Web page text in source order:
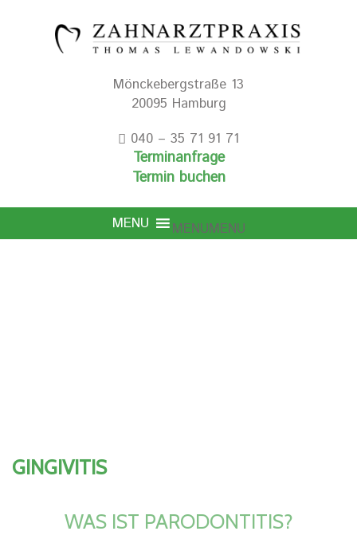
Mönckebergstraße 13
20095 Hamburg
040 – 35 71 91 71
Terminanfrage
Termin buchen
MENUMENU
GINGIVITIS
WAS IST PARODONTITIS?